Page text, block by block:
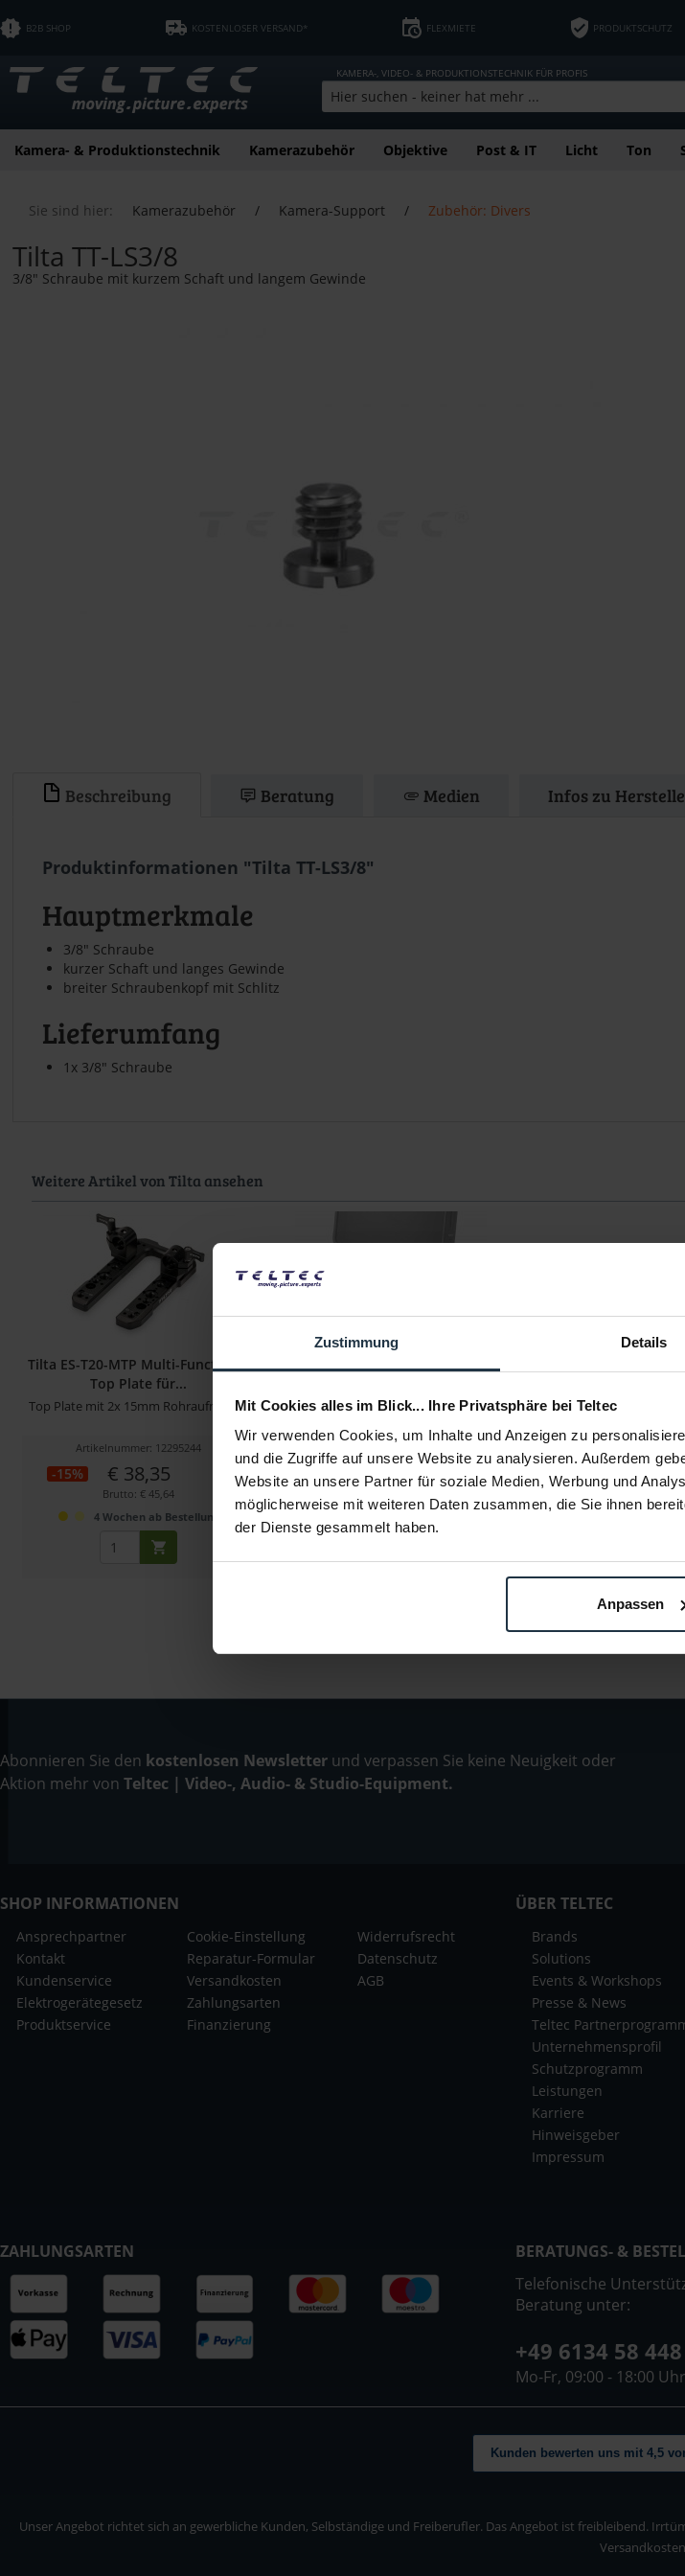
Zustimmung Details
Mit Cookies alles im Blick... Ihre Privatsphäre bei Teltec
Wir verwenden Cookies, um Inhalte und Anzeigen zu
und die Zugriffe auf unsere Website zu analysieren. Außerdem
Website an unsere Partner für soziale Medien, Werbung und
möglicherweise mit weiteren Daten zusammen, die Sie ihnen
der Dienste gesammelt haben.
Anpassen
B2B SHOP KOSTENLOSER VERSAND* FLEXMIETE PRODUKTSCHUTZ
KAMERA-, VIDEO- & PRODUKTIONSTECHNIK FÜR PROFIS
Kamera- & Produktionstechnik Kamerazubehör Objektive Post & IT Licht Ton
Sie sind hier: Kamerazubehör / Kamera-Support / Zubehör: Divers
Tilta TT-LS3/8
3/8" Schraube mit kurzem Schaft und langem Gewinde
Beschreibung Beratung Medien Infos zu
Produktinformationen "Tilta TT-LS3/8"
Hauptmerkmale
3/8" Schraube
kurzer Schaft und langes Gewinde
breiter Schraubenkopf mit Schlitz
Lieferumfang
1x 3/8" Schraube
Weitere Artikel von Tilta ansehen
Tilta ES-T20-MTP Multi-Functional
Top Plate für...
Top Plate mit 2x 15mm Rohraufnahme
Artikelnummer: 12295244
-15% € 38,35
Brutto: € 45,64
4 Wochen ab Bestellung
Zubehörhalterung mit 1/4"-20 Gewinde
€ 25,00
1/4" Schraube mit langem
Artikelnummer:
-38% € 2,50
Brutto: € 2,98
4 Wochen ab
Abonnieren Sie den kostenlosen Newsletter und verpassen Sie keine Neuigkeit oder
Aktion mehr von Teltec | Video-, Audio- & Studio-Equipment.
SHOP INFORMATIONEN
Ansprechpartner
Kontakt
Kundenservice
Elektrogerätegesetz
Produktservice
Cookie-Einstellung
Reparatur-Formular
Versandkosten
Zahlungsarten
Finanzierung
Widerrufsrecht
Datenschutz
AGB
ÜBER TELTEC
Brands
Solutions
Events & Workshops
Presse & News
Teltec
Unternehmensprofil
Schutzprogramm
Leistungen
Karriere
Hinweisgeber
Impressum
ZAHLUNGSARTEN
BERATUNGS- &
Telefonische
Beratung unter:
+49 6134 58
Mo-Fr, 09:00 - 18:00 Uhr
Kunden bewerten uns mit 4,5 von
Unser Angebot richtet sich an gewerbliche Kunden, Selbständige und Freiberufler. Das Angebot ist freibleibend.